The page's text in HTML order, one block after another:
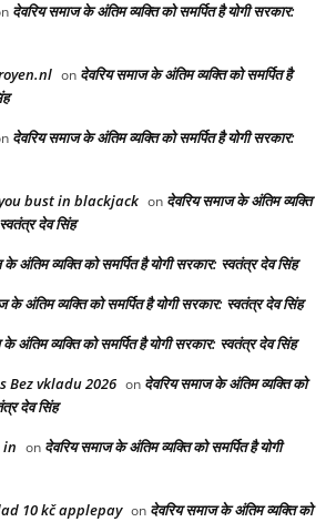
देवरिय समाज के अंतिम व्यक्ति को समर्पित है योगी सरकार:
on देवरिय समाज के अंतिम व्यक्ति को समर्पित है
देवरिय समाज के अंतिम व्यक्ति को समर्पित है योगी सरकार:
bust in blackjack on देवरिय समाज के अंतिम व्यक्ति
देव सिंह
अंतिम व्यक्ति को समर्पित है योगी सरकार: स्वतंत्र देव सिंह
के अंतिम व्यक्ति को समर्पित है योगी सरकार: स्वतंत्र देव सिंह
अंतिम व्यक्ति को समर्पित है योगी सरकार: स्वतंत्र देव सिंह
Bez vkladu 2026 on देवरिय समाज के अंतिम व्यक्ति को
देव सिंह
in on देवरिय समाज के अंतिम व्यक्ति को समर्पित है योगी
10 kč applepay on देवरिय समाज के अंतिम व्यक्ति को